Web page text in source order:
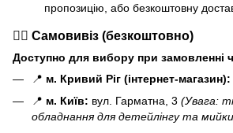
пропозицію, або безкоштовну
🏃‍♂️ Самовивіз (безкоштовно)
Доступно для вибору при замовленні
📍 м. Кривий Ріг (інтернет-магазин):
📍 м. Київ: вул. Гарматна, 3 (Увага:
обладнання для детейлінгу та